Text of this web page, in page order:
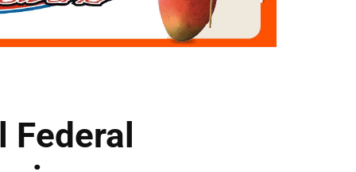
Federal